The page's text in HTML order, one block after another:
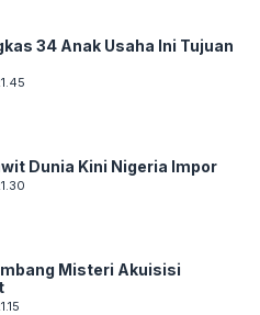
34 Anak Usaha Ini Tujuan
Dunia Kini Nigeria Impor
Misteri Akuisisi